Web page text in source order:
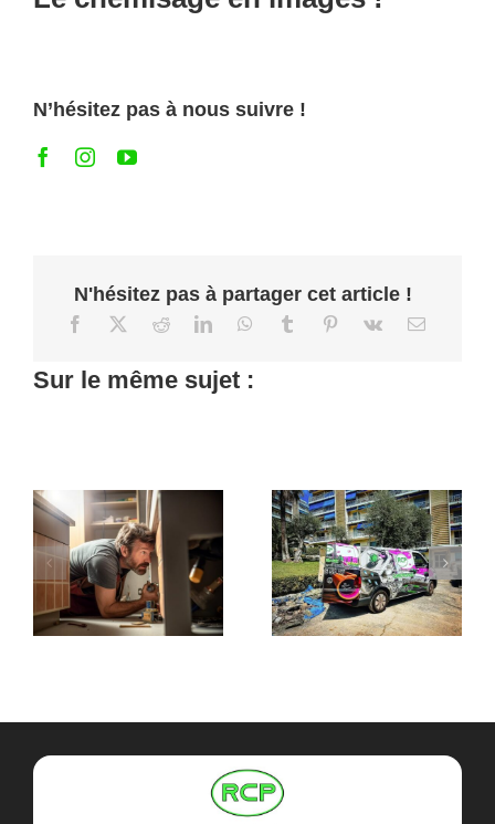
N’hésitez pas à nous suivre !
N'hésitez pas à partager cet article !
Sur le même sujet :
d’une fuite
comment faire
?
déboucher ?